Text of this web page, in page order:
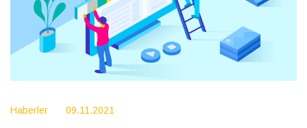
Haberler 09.11.2021